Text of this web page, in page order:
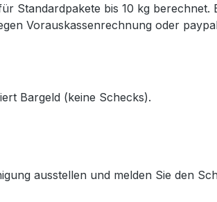
Standardpakete bis 10 kg berechnet.
Vorauskassenrechnung oder
Bargeld (keine Schecks).
ausstellen und melden Sie den